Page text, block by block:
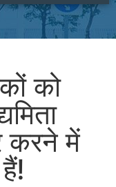
को
करने में